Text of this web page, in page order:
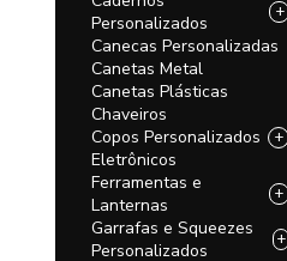
Personalizados
+
Canecas Personalizadas
Canetas Metal
Canetas Plásticas
Chaveiros
Copos Personalizados
+
Eletrônicos
Ferramentas e
Lanternas
+
Garrafas e Squeezes
Personalizados
+